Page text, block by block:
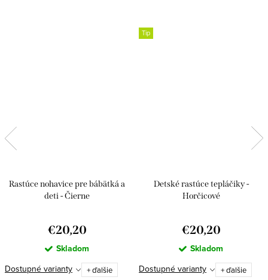
Rastúce nohavice pre bábätká a
deti - Čierne
€20,20
Skladom
Dostupné varianty + ďalšie
Tip
Detské rastúce tepláčiky -
Horčicové
€20,20
Skladom
Dostupné varianty + ďalšie